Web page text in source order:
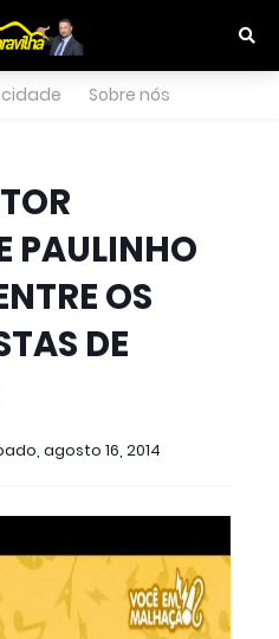
Sobre nós
PAULINHO
OS
DE
agosto 16, 2014